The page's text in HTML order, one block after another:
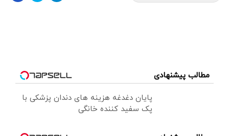
مطالب پیشنهادی
پایان دغدغه هزینه های دندان پزشکی با
پک سفید کننده خانگی